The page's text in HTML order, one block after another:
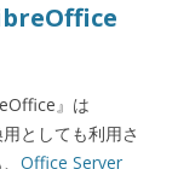
』は
としても利用さ
Office Server